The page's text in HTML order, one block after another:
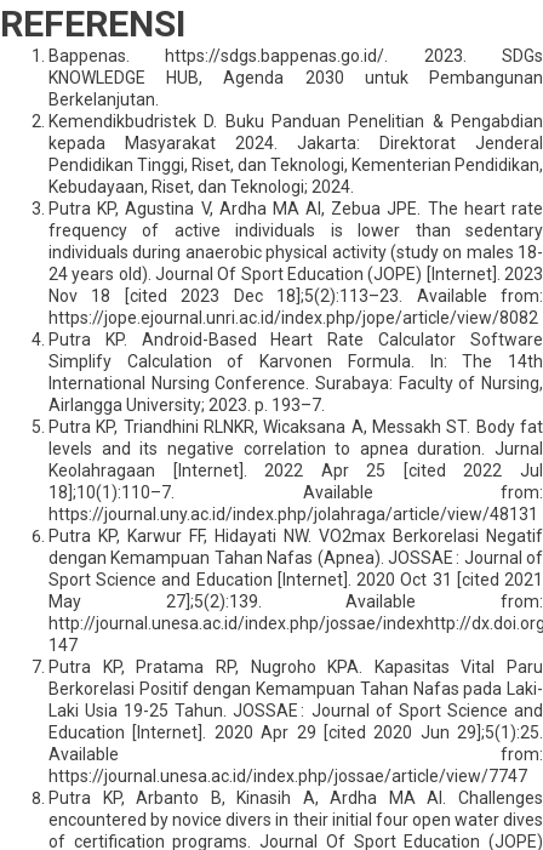
REFERENSI
Bappenas. https://sdgs.bappenas.go.id/. 2023. SDGs
KNOWLEDGE HUB, Agenda 2030 untuk Pembangunan
Berkelanjutan.
Kemendikbudristek D. Buku Panduan Penelitian & Pengabdian
kepada Masyarakat 2024. Jakarta: Direktorat Jenderal
Pendidikan Tinggi, Riset, dan Teknologi, Kementerian Pendidikan,
Kebudayaan, Riset, dan Teknologi; 2024.
Putra KP, Agustina V, Ardha MA Al, Zebua JPE. The heart rate
frequency of active individuals is lower than sedentary
individuals during anaerobic physical activity (study on males 18-
24 years old). Journal Of Sport Education (JOPE) [Internet]. 2023
Nov 18 [cited 2023 Dec 18];5(2):113–23. Available from:
https://jope.ejournal.unri.ac.id/index.php/jope/article/view/8082
Putra KP. Android-Based Heart Rate Calculator Software
Simplify Calculation of Karvonen Formula. In: The 14th
International Nursing Conference. Surabaya: Faculty of Nursing,
Airlangga University; 2023. p. 193–7.
Putra KP, Triandhini RLNKR, Wicaksana A, Messakh ST. Body fat
levels and its negative correlation to apnea duration. Jurnal
Keolahragaan [Internet]. 2022 Apr 25 [cited 2022 Jul
18];10(1):110–7. Available from:
https://journal.uny.ac.id/index.php/jolahraga/article/view/48131
Putra KP, Karwur FF, Hidayati NW. VO2max Berkorelasi Negatif
dengan Kemampuan Tahan Nafas (Apnea). JOSSAE : Journal of
Sport Science and Education [Internet]. 2020 Oct 31 [cited 2021
May 27];5(2):139. Available from:
http://journal.unesa.ac.id/index.php/jossae/indexhttp://
147
Putra KP, Pratama RP, Nugroho KPA. Kapasitas Vital Paru
Berkorelasi Positif dengan Kemampuan Tahan Nafas pada Laki-
Laki Usia 19-25 Tahun. JOSSAE : Journal of Sport Science and
Education [Internet]. 2020 Apr 29 [cited 2020 Jun 29];5(1):25.
Available from:
https://journal.unesa.ac.id/index.php/jossae/article/view/7747
Putra KP, Arbanto B, Kinasih A, Ardha MA Al. Challenges
encountered by novice divers in their initial four open water dives
of certification programs. Journal Of Sport Education (JOPE)